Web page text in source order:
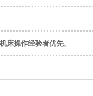
床操作经验者优先。